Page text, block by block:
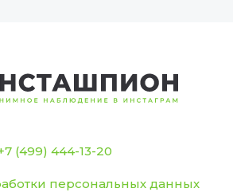
(499) 444-13-20
персональных данных